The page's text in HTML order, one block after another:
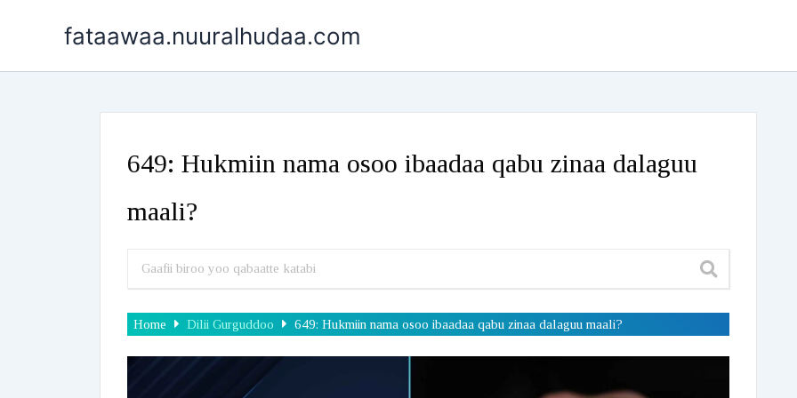
fataawaa.nuuralhudaa.com
649: Hukmiin nama osoo ibaadaa qabu zinaa dalaguu
maali?
Home Dilii Gurguddoo 649: Hukmiin nama osoo ibaadaa qabu zinaa dalaguu maali?